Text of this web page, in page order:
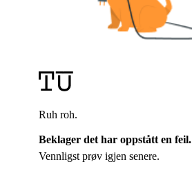
Ruh roh.
Beklager det har oppstått en feil.
Vennligst prøv igjen senere.